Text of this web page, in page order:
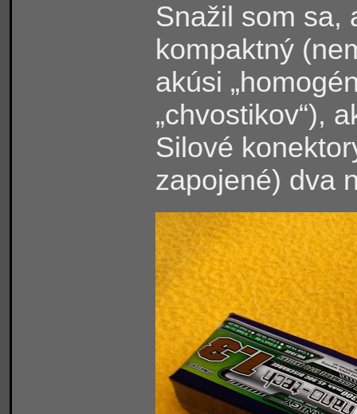
Snažil som sa,
kompaktný
akúsi
„chvostikov“),
Silové
zapojené) dva